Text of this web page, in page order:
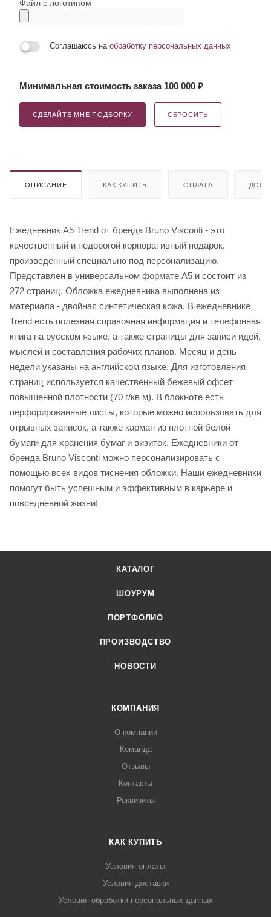
Файл с логотипом
Соглашаюсь на обработку персональных данных
Минимальная стоимость заказа 100 000 ₽
СДЕЛАЙТЕ МНЕ ПОДБОРКУ СБРОСИТЬ
ОПИСАНИЕ КАК КУПИТЬ ОПЛАТА
Ежедневник А5 Trend от бренда Bruno Visconti - это
качественный и недорогой корпоративный подарок,
произведенный специально под персонализацию.
Представлен в универсальном формате А5 и состоит из
272 страниц. Обложка ежедневника выполнена из
материала - двойная синтетическая кожа. В ежедневнике
Trend есть полезная справочная информация и телефонная
книга на русском языке, а также страницы для записи идей,
мыслей и составления рабочих планов. Месяц и день
недели указаны на английском языке. Для изготовления
страниц используется качественный бежевый офсет
повышенной плотности (70 г/кв м). В блокноте есть
перфорированные листы, которые можно использовать для
отрывных записок, а также карман из плотной белой
бумаги для хранения бумаг и визиток. Ежедневники от
бренда Bruno Visconti можно персонализировать с
помощью всех видов тиснения обложки. Наши ежедневники
помогут быть успешным и эффективным в карьере и
повседневной жизни!
КАТАЛОГ
ШОУРУМ
ПОРТФОЛИО
ПРОИЗВОДСТВО
НОВОСТИ
КОМПАНИЯ
О компании
Команда
Отзывы
Контакты
Реквизиты
КАК КУПИТЬ
Условия оплаты
Условия доставки
Условия обработки персональных данных